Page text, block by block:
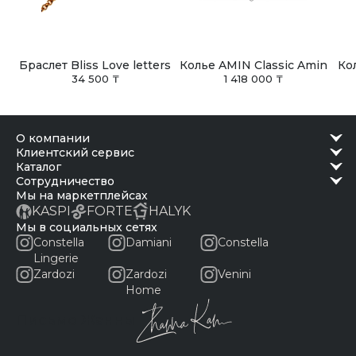
Браслет Bliss Love letters
34 500 ₸
Колье AMIN Classic Amin
1 418 000 ₸
о компании
клиентский сервис
каталог
сотрудничество
Мы на маркетплейсах
KASPI FORTE HALYK
Мы в социальных сетях
Constella
Lingerie
Damiani Constella
Zardozi
Zardozi
Home
Venini